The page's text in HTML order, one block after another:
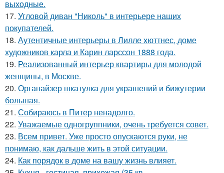
выходные.
17. Угловой диван "Николь" в интерьере наших
покупателей.
18. Аутентичные интерьеры в Лилле хюттнес, доме
художников карла и Карин ларссон 1888 года.
19. Реализованный интерьер квартиры для молодой
женщины, в Москве.
20. Органайзер шкатулка для украшений и бижутерии
большая.
21. Собираюсь в Питер ненадолго.
22. Уважаемые одногруппники, очень требуется совет.
23. Всем привет. Уже просто опускаются руки, не
понимаю, как дальше жить в этой ситуации.
24. Как порядок в доме на вашу жизнь влияет.